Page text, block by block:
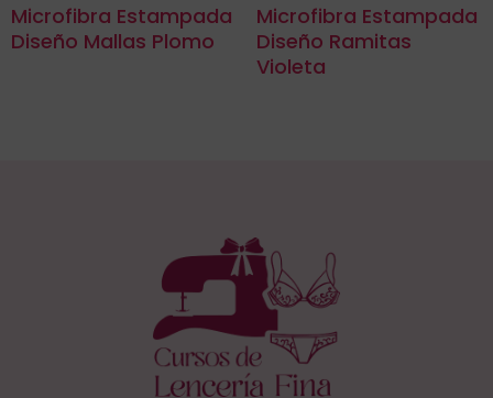
Microfibra Estampada
Diseño Mallas Plomo
Microfibra Estampada
Diseño Ramitas
Violeta